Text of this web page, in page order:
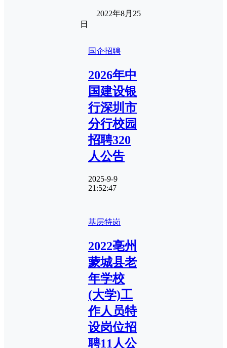
2022年8月25
日
国企招聘
2026年中
国建设银
行深圳市
分行校园
招聘320
人公告
2025-9-9
21:52:47
基层特岗
2022亳州
蒙城县老
年学校
(大学)工
作人员特
设岗位招
聘11人公